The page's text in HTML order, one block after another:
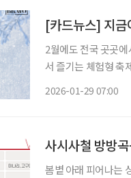
[카드뉴스] 지
2월에도 전국 곳곳
서 즐기는 체험형 축
2026-01-29 07:00
사시사철 방방
봄볕 아래 피어나는